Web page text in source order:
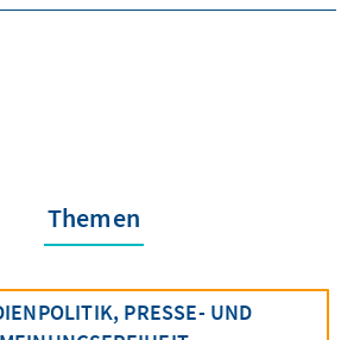
Themen
PRESSE- UND